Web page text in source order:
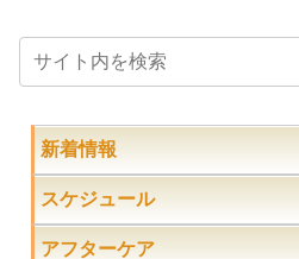
新着情報
スケジュール
アフターケア